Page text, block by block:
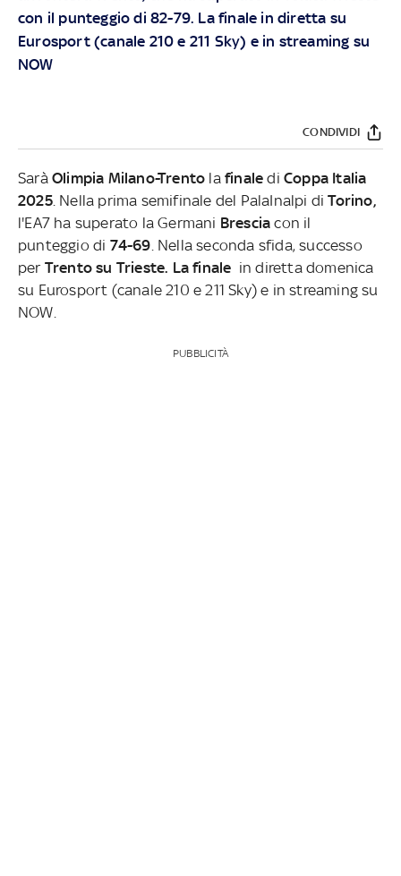
con il punteggio di 82-79. La finale in diretta su
Eurosport (canale 210 e 211 Sky) e in streaming su
NOW
CONDIVIDI
Sarà Olimpia Milano-Trento lafinalediCoppa Italia
2025. Nella prima semifinale del PalaInalpi diTorino,
l'EA7 ha superato la Germani Bresciacon il
punteggio di 74-69 . Nella seconda sfida, successo
per Trento su Trieste. La finale in diretta domenica
su Eurosport (canale 210 e 211 Sky) e in streaming su
NOW.
PUBBLICITÀ